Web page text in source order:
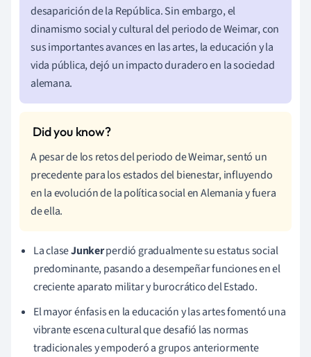
desaparición de la República. Sin embargo, el
dinamismo social y cultural del periodo de Weimar, con
sus importantes avances en las artes, la educación y la
vida pública, dejó un impacto duradero en la sociedad
alemana.
A pesar de los retos del periodo de Weimar, sentó un
precedente para los estados del bienestar, influyendo
en la evolución de la política social en Alemania y fuera
de ella.
La claseJunkerperdió gradualmente su estatus social
predominante, pasando a desempeñar funciones en el
creciente aparato militar y burocrático del Estado.
El mayor énfasis en la educación y las artes fomentó una
vibrante escena cultural que desafió las normas
tradicionales y empoderó a grupos anteriormente